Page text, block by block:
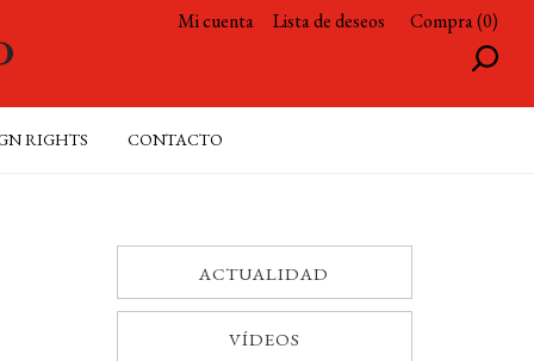
Mi cuenta Lista de deseos Compra (0)
RIGHTS CONTACTO
ACTUALIDAD
VÍDEOS